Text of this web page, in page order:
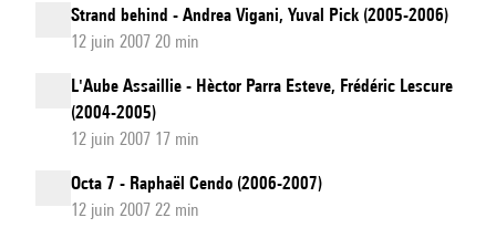
Strand behind - Andrea Vigani, Yuval Pick (2005-2006)
12 juin 2007 20 min
L'Aube Assaillie - Hèctor Parra Esteve, Frédéric Lescure
(2004-2005)
12 juin 2007 17 min
Octa 7 - Raphaël Cendo (2006-2007)
12 juin 2007 22 min